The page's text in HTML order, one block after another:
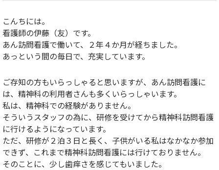
こんちには。
看護師の伊藤（友）です。
あん訪問看護で働いて、２年４か月が経ちました。
あっという間の毎日で、充実しています。
ご存知の方もいらっしゃると思いますが、あん訪問看護に
は、精神科の利用者さんも多くいらっしゃいます。
私は、精神科での経験がありません。
そういうスタッフの為に、研修を受けてから精神科訪問看護
に行けるようになっています。
ただ、研修が２泊３日と長く、子供がいる私はなかなか参加
できず、これまで精神科訪問看護には行けておりません。
そのことに、少し歯痒さを感じてもいました。